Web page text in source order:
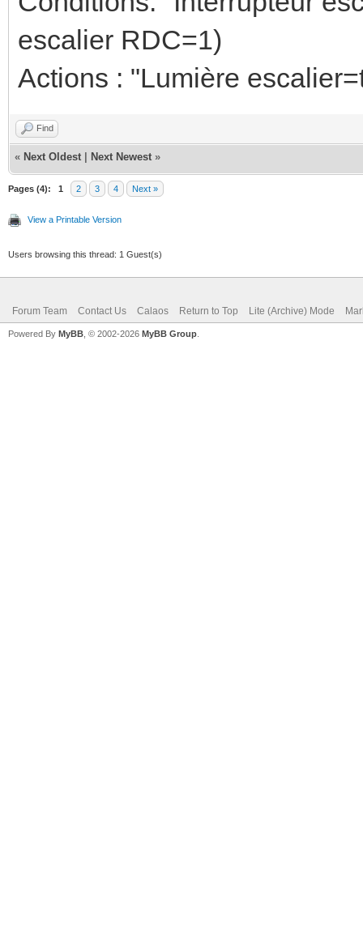
escalier RDC=1)
Actions : "Lumière
Find
« Next Oldest Next Newest »
Pages (4): 1 2 3 4 Next »
View a Printable Version
Users browsing this thread: 1 Guest(s)
Forum Team Contact Us Calaos Return to Top Lite (Archive) Mode
Powered By MyBB , © 2002-2026 MyBB Group